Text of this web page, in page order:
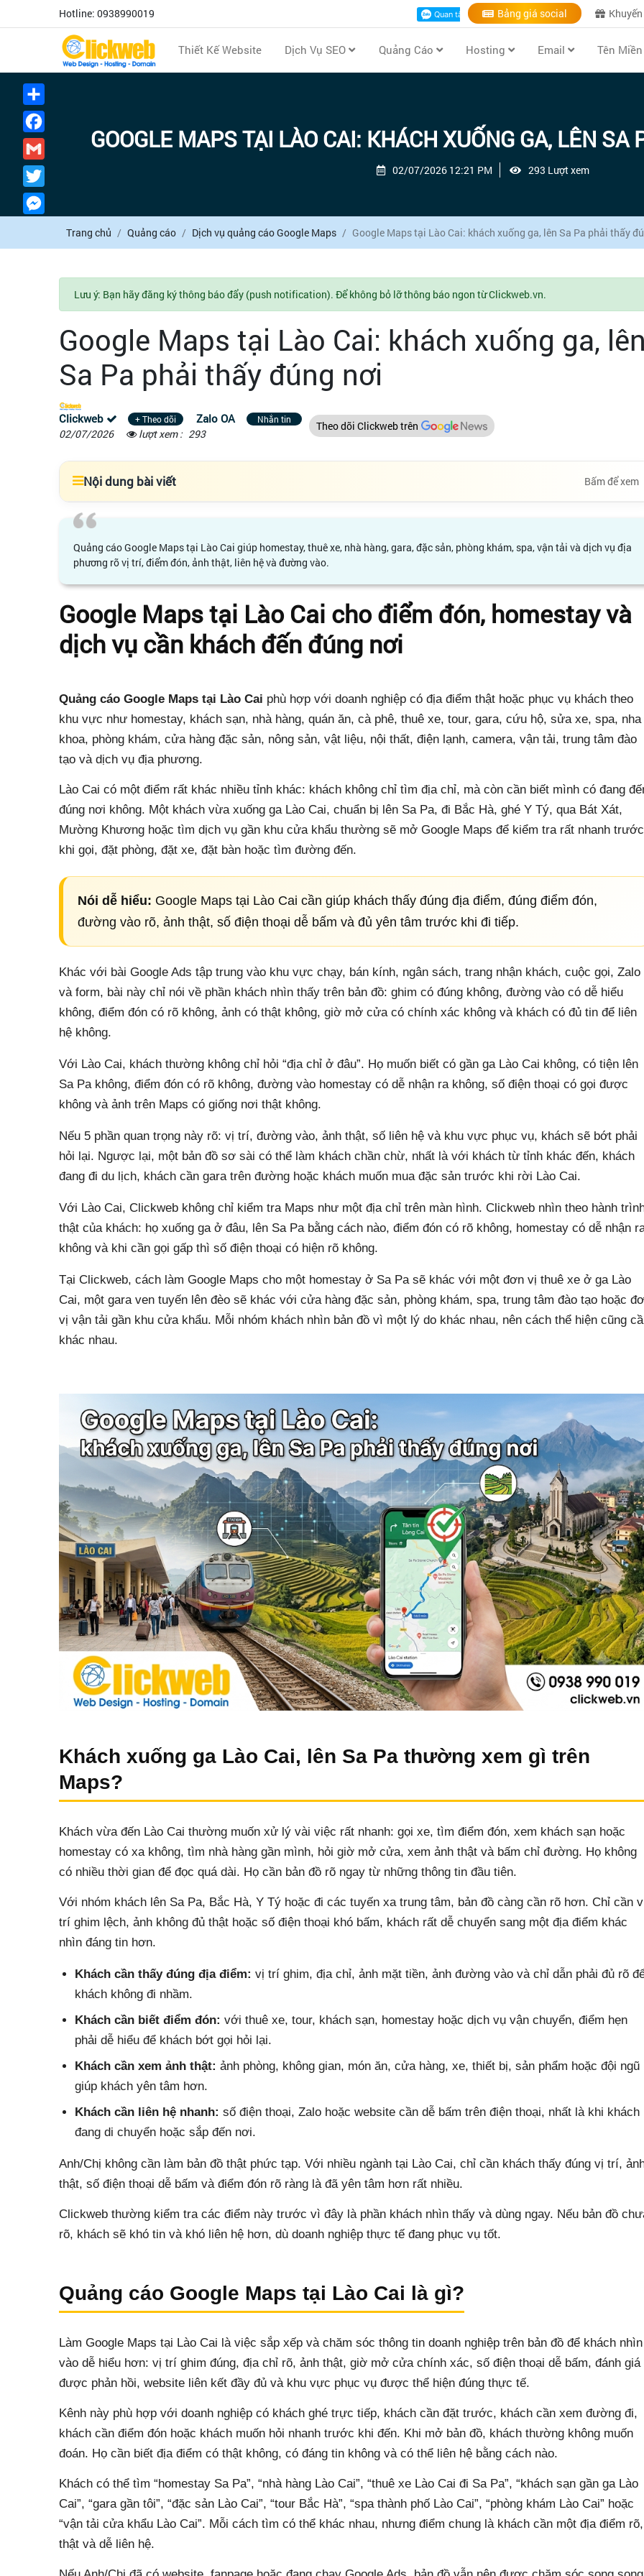
Hotline: 0938990019 Bảng giá social
Thiết Kế Website Dịch Vụ SEO Quảng Cáo Hosting Email Tên
GOOGLE MAPS TẠI LÀO CAI: KHÁCH XUỐNG GA, LÊN SA
02/07/2026 12:21 PM 293 Lượt xem
Trang chủ Quảng cáo Dịch vụ quảng cáo Google Maps Google Maps tại Lào Cai: khách xuống ga, lên Sa Pa phải thấy
Lưu ý: Bạn hãy đăng ký thông báo đẩy (push notification). Để không bỏ lỡ thông báo ngon từ Clickweb.vn.
Google Maps tại Lào Cai: khách xuống ga,
Sa Pa phải thấy đúng nơi
Clickweb + Theo dõi Zalo OA Nhắn tin
02/07/2026 lượt xem : 293
Theo dõi Clickweb trên
Nội dung bài viết Bấm để xem
Quảng cáo Google Maps tại Lào Cai giúp homestay, thuê xe, nhà hàng, gara, đặc sản, phòng khám, spa, vận tải và dịch vụ địa
phương rõ vị trí, điểm đón, ảnh thật, liên hệ và đường vào.
Google Maps tại Lào Cai cho điểm đón, homestay và
dịch vụ cần khách đến đúng nơi
Quảng cáo Google Maps tại Lào Cai phù hợp với doanh nghiệp có địa điểm thật hoặc phục vụ khách theo
khu vực như homestay, khách sạn, nhà hàng, quán ăn, cà phê, thuê xe, tour, gara, cứu hộ, sửa xe, spa, nha
khoa, phòng khám, cửa hàng đặc sản, nông sản, vật liệu, nội thất, điện lạnh, camera, vận tải, trung tâm đào
tạo và dịch vụ địa phương.
Lào Cai có một điểm rất khác nhiều tỉnh khác: khách không chỉ tìm địa chỉ, mà còn cần biết mình có đang
đúng nơi không. Một khách vừa xuống ga Lào Cai, chuẩn bị lên Sa Pa, đi Bắc Hà, ghé Y Tý, qua Bát Xát,
Mường Khương hoặc tìm dịch vụ gần khu cửa khẩu thường sẽ mở Google Maps để kiểm tra rất nhanh trước
khi gọi, đặt phòng, đặt xe, đặt bàn hoặc tìm đường đến.
Nói dễ hiểu: Google Maps tại Lào Cai cần giúp khách thấy đúng địa điểm, đúng điểm đón,
đường vào rõ, ảnh thật, số điện thoại dễ bấm và đủ yên tâm trước khi đi tiếp.
Khác với bài Google Ads tập trung vào khu vực chạy, bán kính, ngân sách, trang nhận khách, cuộc gọi, Zalo
và form, bài này chỉ nói về phần khách nhìn thấy trên bản đồ: ghim có đúng không, đường vào có dễ hiểu
không, điểm đón có rõ không, ảnh có thật không, giờ mở cửa có chính xác không và khách có đủ tin để liên
hệ không.
Với Lào Cai, khách thường không chỉ hỏi “địa chỉ ở đâu”. Họ muốn biết có gần ga Lào Cai không, có tiện lên
Sa Pa không, điểm đón có rõ không, đường vào homestay có dễ nhận ra không, số điện thoại có gọi được
không và ảnh trên Maps có giống nơi thật không.
Nếu 5 phần quan trọng này rõ: vị trí, đường vào, ảnh thật, số liên hệ và khu vực phục vụ, khách sẽ bớt phải
hỏi lại. Ngược lại, một bản đồ sơ sài có thể làm khách chần chừ, nhất là với khách từ tỉnh khác đến, khách
đang đi du lịch, khách cần gara trên đường hoặc khách muốn mua đặc sản trước khi rời Lào Cai.
Với Lào Cai, Clickweb không chỉ kiểm tra Maps như một địa chỉ trên màn hình. Clickweb nhìn theo hành
thật của khách: họ xuống ga ở đâu, lên Sa Pa bằng cách nào, điểm đón có rõ không, homestay có dễ nhận
không và khi cần gọi gấp thì số điện thoại có hiện rõ không.
Tại Clickweb, cách làm Google Maps cho một homestay ở Sa Pa sẽ khác với một đơn vị thuê xe ở ga Lào
Cai, một gara ven tuyến lên đèo sẽ khác với cửa hàng đặc sản, phòng khám, spa, trung tâm đào tạo hoặc
vị vận tải gần khu cửa khẩu. Mỗi nhóm khách nhìn bản đồ vì một lý do khác nhau, nên cách thể hiện cũng
khác nhau.
Khách xuống ga Lào Cai, lên Sa Pa thường xem gì trên
Maps?
Khách vừa đến Lào Cai thường muốn xử lý vài việc rất nhanh: gọi xe, tìm điểm đón, xem khách sạn hoặc
homestay có xa không, tìm nhà hàng gần mình, hỏi giờ mở cửa, xem ảnh thật và bấm chỉ đường. Họ không
có nhiều thời gian để đọc quá dài. Họ cần bản đồ rõ ngay từ những thông tin đầu tiên.
Với nhóm khách lên Sa Pa, Bắc Hà, Y Tý hoặc đi các tuyến xa trung tâm, bản đồ càng cần rõ hơn. Chỉ cần
trí ghim lệch, ảnh không đủ thật hoặc số điện thoại khó bấm, khách rất dễ chuyển sang một địa điểm khác
nhìn đáng tin hơn.
Khách cần thấy đúng địa điểm: vị trí ghim, địa chỉ, ảnh mặt tiền, ảnh đường vào và chỉ dẫn phải đủ rõ
khách không đi nhầm.
Khách cần biết điểm đón: với thuê xe, tour, khách sạn, homestay hoặc dịch vụ vận chuyển, điểm hẹn
phải dễ hiểu để khách bớt gọi hỏi lại.
Khách cần xem ảnh thật: ảnh phòng, không gian, món ăn, cửa hàng, xe, thiết bị, sản phẩm hoặc đội ngũ
giúp khách yên tâm hơn.
Khách cần liên hệ nhanh: số điện thoại, Zalo hoặc website cần dễ bấm trên điện thoại, nhất là khi khách
đang di chuyển hoặc sắp đến nơi.
Anh/Chị không cần làm bản đồ thật phức tạp. Với nhiều ngành tại Lào Cai, chỉ cần khách thấy đúng vị trí,
thật, số điện thoại dễ bấm và điểm đón rõ ràng là đã yên tâm hơn rất nhiều.
Clickweb thường kiểm tra các điểm này trước vì đây là phần khách nhìn thấy và dùng ngay. Nếu bản đồ
rõ, khách sẽ khó tin và khó liên hệ hơn, dù doanh nghiệp thực tế đang phục vụ tốt.
Quảng cáo Google Maps tại Lào Cai là gì?
Làm Google Maps tại Lào Cai là việc sắp xếp và chăm sóc thông tin doanh nghiệp trên bản đồ để khách nhìn
vào dễ hiểu hơn: vị trí ghim đúng, địa chỉ rõ, ảnh thật, giờ mở cửa chính xác, số điện thoại dễ bấm, đánh giá
được phản hồi, website liên kết đầy đủ và khu vực phục vụ được thể hiện đúng thực tế.
Kênh này phù hợp với doanh nghiệp có khách ghé trực tiếp, khách cần đặt trước, khách cần xem đường đi,
khách cần điểm đón hoặc khách muốn hỏi nhanh trước khi đến. Khi mở bản đồ, khách thường không muốn
đoán. Họ cần biết địa điểm có thật không, có đáng tin không và có thể liên hệ bằng cách nào.
Khách có thể tìm “homestay Sa Pa”, “nhà hàng Lào Cai”, “thuê xe Lào Cai đi Sa Pa”, “khách sạn gần ga Lào
Cai”, “gara gần tôi”, “đặc sản Lào Cai”, “tour Bắc Hà”, “spa thành phố Lào Cai”, “phòng khám Lào Cai” hoặc
“vận tải cửa khẩu Lào Cai”. Mỗi cách tìm có thể khác nhau, nhưng điểm chung là khách cần một địa điểm rõ,
thật và dễ liên hệ.